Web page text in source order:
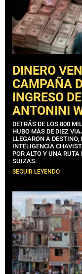
DINERO
CAMPAÑA
INGRESO
ANTONINI
DETRÁS DE LOS 800
HUBO MÁS DE DIEZ
LLEGARON A
INTELIGENCIA
POR ALTO Y UNA
SUIZAS.
SEGUIR LEYENDO